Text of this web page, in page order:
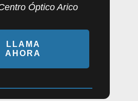
Óptico Arico
LLAMA
AHORA